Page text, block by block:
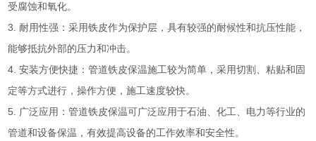
受腐蚀和氧化。
3. 耐用性强：采用铁皮作为保护层，具有较强的耐候性和抗压性能，
能够抵抗外部的压力和冲击。
4. 安装方便快捷：管道铁皮保温施工较为简单，采用切割、粘贴和固
定等方式进行，操作方便，施工速度较快。
5. 广泛应用：管道铁皮保温可广泛应用于石油、化工、电力等行业的
管道和设备保温，有效提高设备的工作效率和安全性。